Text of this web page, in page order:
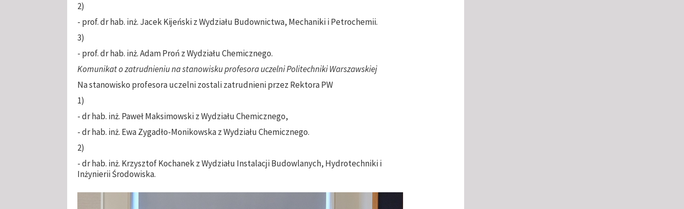
2)
- prof. dr hab. inż. Jacek Kijeński z Wydziału Budownictwa, Mechaniki i Petrochemii.
3)
- prof. dr hab. inż. Adam Proń z Wydziału Chemicznego.
Komunikat o zatrudnieniu na stanowisku profesora uczelni Politechniki Warszawskiej
Na stanowisko profesora uczelni zostali zatrudnieni przez Rektora PW
1)
- dr hab. inż. Paweł Maksimowski z Wydziału Chemicznego,
- dr hab. inż. Ewa Zygadło-Monikowska z Wydziału Chemicznego.
2)
- dr hab. inż. Krzysztof Kochanek z Wydziału Instalacji Budowlanych, Hydrotechniki i
Inżynierii Środowiska.